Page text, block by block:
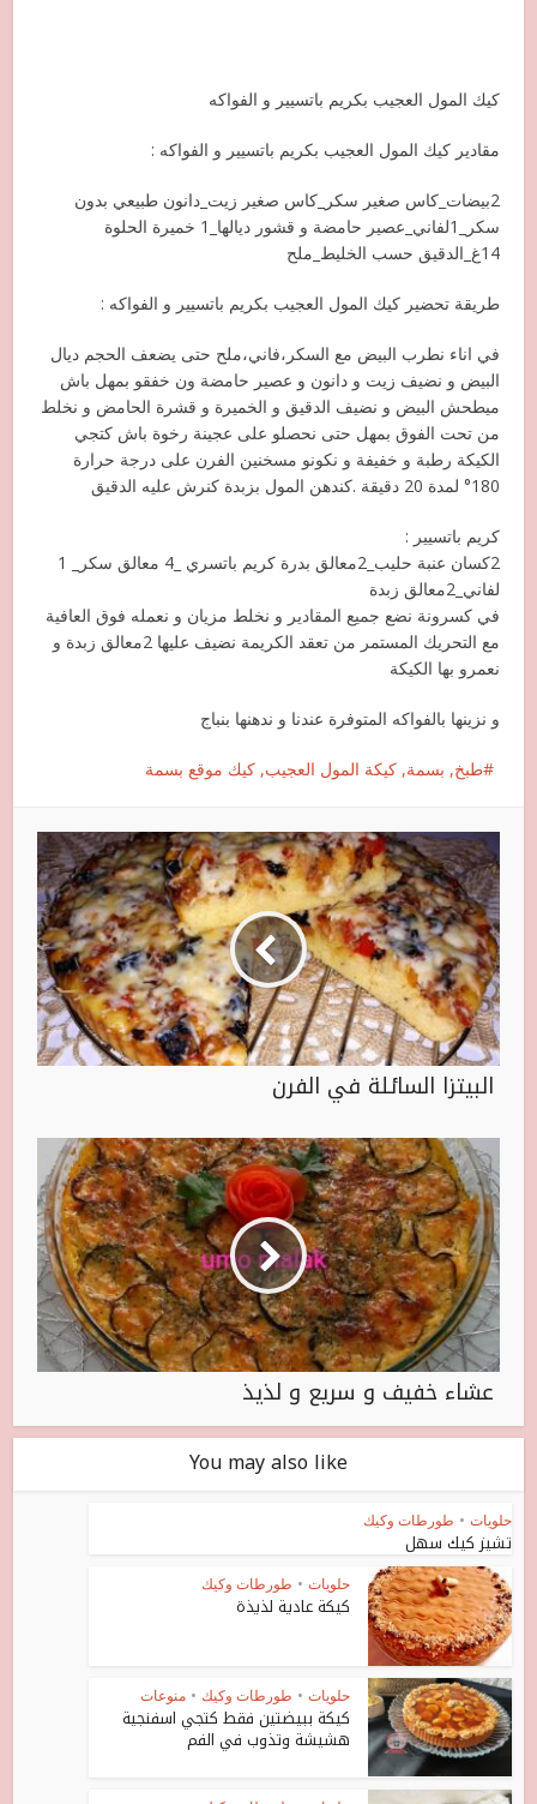
كيك المول العجيب بكريم باتسيير و الفواكه
مقادير كيك المول العجيب بكريم باتسيير و الفواكه :
2بيضات_كاس صغير سكر_كاس صغير زيت_دانون طبيعي بدون
سكر_1لفاني_عصير حامضة و قشور ديالها_1 خميرة الحلوة
14غ_الدقيق حسب الخليط_ملح
طريقة تحضير كيك المول العجيب بكريم باتسيير و الفواكه :
في اناء نطرب البيض مع السكر،فاني،ملح حتى يضعف الحجم ديال
البيض و نضيف زيت و دانون و عصير حامضة ون خفقو بمهل باش
ميطحش البيض و نضيف الدقيق و الخميرة و قشرة الحامض و نخلط
من تحت الفوق بمهل حتى نحصلو على عجينة رخوة باش كتجي
الكيكة رطبة و خفيفة و نكونو مسخنين الفرن على درجة حرارة
180° لمدة 20 دقيقة .كندهن المول بزبدة كنرش عليه الدقيق
كريم باتسيير :
2كسان عنبة حليب_2معالق بدرة كريم باتسري _4 معالق سكر_ 1
لفاني_2معالق زبدة
في كسرونة نضع جميع المقادير و نخلط مزيان و نعمله فوق العافية
مع التحريك المستمر من تعقد الكريمة نضيف عليها 2معالق زبدة و
نعمرو بها الكيكة
و نزينها بالفواكه المتوفرة عندنا و ندهنها بنباج
طبخ, بسمة, كيكة المول العجيب, كيك موقع بسمة
البيتزا السائلة في الفرن
عشاء خفيف و سريع و لذيذ
You may also like
حلويات • طورطات وكيك
تشيز كيك سهل
حلويات • طورطات وكيك
كيكة عادية لذيذة
حلويات • طورطات وكيك • منوعات
كيكة ببيضتين فقط كتجي اسفنجية
هشيشة وتذوب في الفم